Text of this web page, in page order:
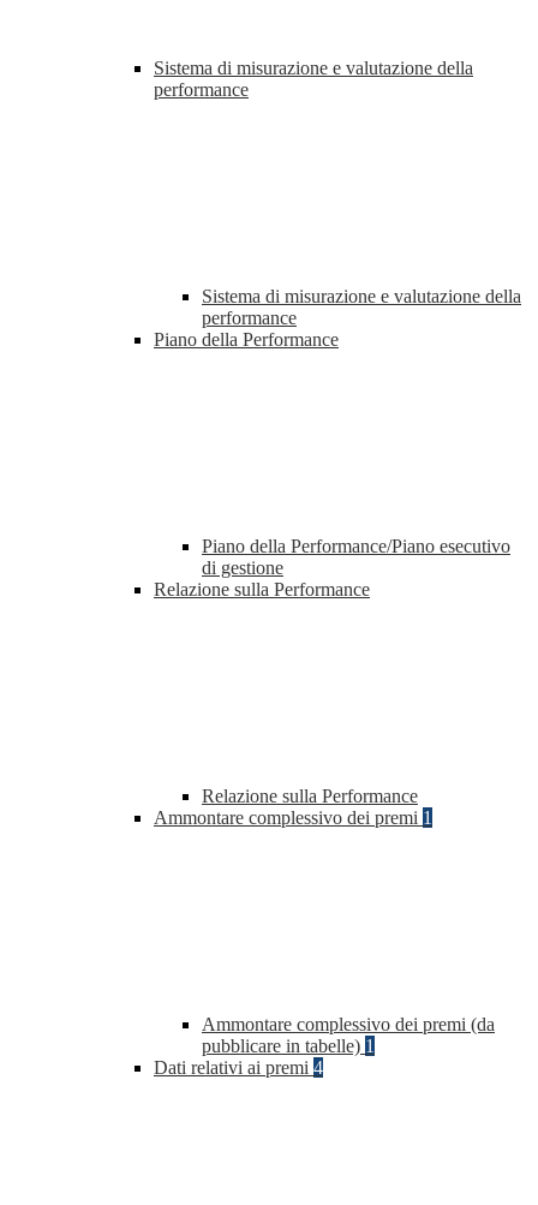
Sistema di misurazione e valutazione della
performance
Sistema di misurazione e valutazione della
performance
Piano della Performance
Piano della Performance/Piano esecutivo
di gestione
Relazione sulla Performance
Relazione sulla Performance
Ammontare complessivo dei premi 1
Ammontare complessivo dei premi (da
pubblicare in tabelle) 1
Dati relativi ai premi 4